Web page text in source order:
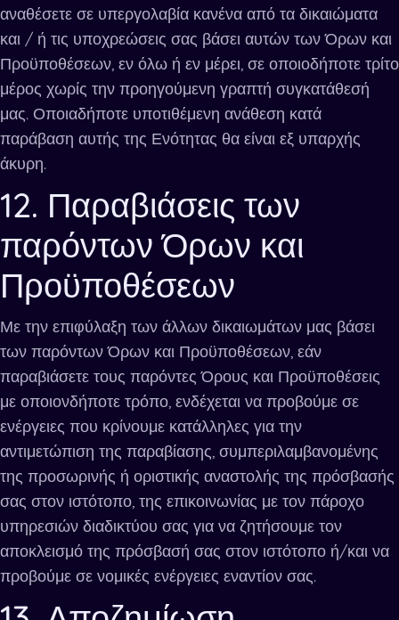
αναθέσετε σε υπεργολαβία κανένα από τα δικαιώματα
και / ή τις υποχρεώσεις σας βάσει αυτών των Όρων και
Προϋποθέσεων, εν όλω ή εν μέρει, σε οποιοδήποτε τρίτο
μέρος χωρίς την προηγούμενη γραπτή συγκατάθεσή
μας. Οποιαδήποτε υποτιθέμενη ανάθεση κατά
παράβαση αυτής της Ενότητας θα είναι εξ υπαρχής
άκυρη.
12. Παραβιάσεις των
παρόντων Όρων και
Προϋποθέσεων
Με την επιφύλαξη των άλλων δικαιωμάτων μας βάσει
των παρόντων Όρων και Προϋποθέσεων, εάν
παραβιάσετε τους παρόντες Όρους και Προϋποθέσεις
με οποιονδήποτε τρόπο, ενδέχεται να προβούμε σε
ενέργειες που κρίνουμε κατάλληλες για την
αντιμετώπιση της παραβίασης, συμπεριλαμβανομένης
της προσωρινής ή οριστικής αναστολής της πρόσβασής
σας στον ιστότοπο, της επικοινωνίας με τον πάροχο
υπηρεσιών διαδικτύου σας για να ζητήσουμε τον
αποκλεισμό της πρόσβασή σας στον ιστότοπο ή/και να
προβούμε σε νομικές ενέργειες εναντίον σας.